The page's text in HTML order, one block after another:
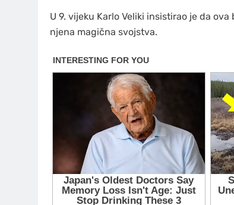
U 9. vijeku Karlo Veliki insistirao je da
njena magična svojstva.